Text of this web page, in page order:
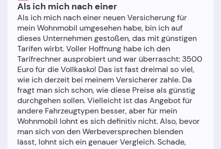
Als ich mich nach einer
Als ich mich nach einer neuen Versicherung für
mein Wohnmobil umgesehen habe, bin ich auf
dieses Unternehmen gestoßen, das mit günstigen
Tarifen wirbt. Voller Hoffnung habe ich den
Tarifrechner ausprobiert und war überrascht: 3500
Euro für die Vollkasko! Das ist fast dreimal so viel,
wie ich derzeit bei meinem Versicherer zahle. Da
fragt man sich schon, wie diese Preise als günstig
durchgehen sollen. Vielleicht ist das Angebot für
andere Fahrzeugtypen besser, aber für mein
Wohnmobil lohnt es sich definitiv nicht. Also, bevor
man sich von den Werbeversprechen blenden
lässt, lohnt sich ein genauer Vergleich. Schade,